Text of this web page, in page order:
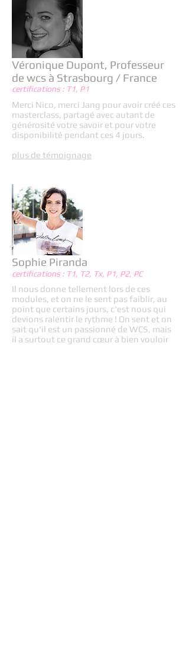
Véronique Dupont, Professeur
de wcs à Strasbourg / France
certifications : T1, P1
Merci Nico, merci Jang pour avoir créé ces
masterclass, partagé avec autant de
générosité votre savoir et pour votre
disponibilité pendant ces 4 jours.
plus de témoignage
Sophie Piranda
certifications : T1, T2, Tx, P1, P2, PC
Il nous donne tellement lors de ces
modules, et on ne le sent pas faiblir, au
point que certains jours, c'est nous qui
devions ralentir le rythme ! On sent et on
sait qu'il est un passionné de WCS, mais
il a surtout ce grand cœur à bien vouloir